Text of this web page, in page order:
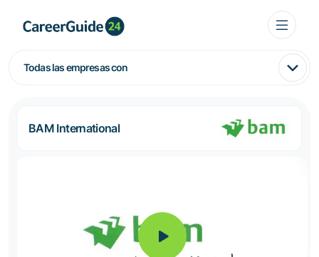
Todas las empresas con
BAM International